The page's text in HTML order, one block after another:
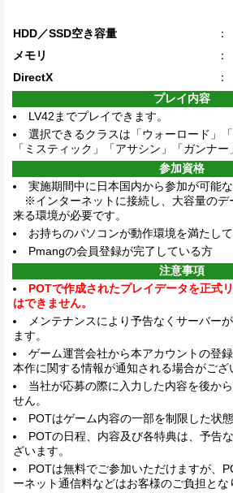
HDD／SSD空き容量
：
メモリ
：
DirectX
：
プレイ内容
LV42までプレイできます。
選択できるクラスは「ウォーロード」「
「ミスティック」「アサシン」「ガンナー
参加資格
実施期間中に日本国内から参加が可能
※インターネットに接続し、大容量のデ
来る環境が必要です。
お持ちのパソコンが動作環境を満たし
Pmangの会員登録が完了している方
注意事項
POTで作成されたプレイデータを正式
はできません。
メンテナンスにより予告なくサーバー
ます。
ゲーム運営会社から本アカウントの登
本作に関する情報が通知される場合がござ
当社が応募の際に入力した内容を後か
せん。
POTはゲーム内容の一部を制限した状
POTの日程、内容及び各特典は、予告
ざいます。
POTは無料でご参加いただけますが、
ーネット通信料などはお客様のご負担とな